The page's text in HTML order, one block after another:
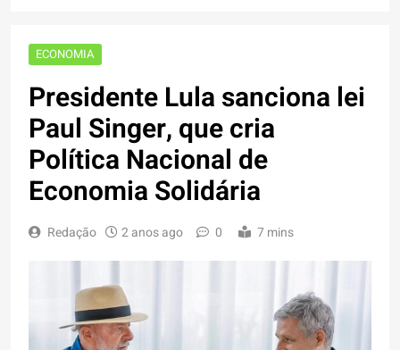
ECONOMIA
Presidente Lula sanciona lei
Paul Singer, que cria
Política Nacional de
Economia Solidária
Redação 2 anos ago 0 7 mins